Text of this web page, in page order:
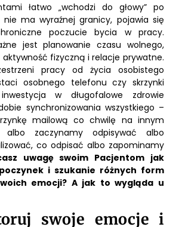
łatwo „wchodzi do głowy” po
nie ma wyraźnej granicy, pojawia się
poczucie bycia w pracy.
jest planowanie czasu wolnego,
fizyczną i relacje prywatne.
pracy od życia osobistego
osobnego telefonu czy skrzynki
w długofalowe zdrowie
synchronizowania wszystkiego –
mailową co chwilę na innym
albo zaczynamy odpisywać albo
co odpisać albo zapominamy
uwagę swoim Pacjentom jak
i szukanie różnych form
emocji? A jak to wygląda u
swoje emocje i